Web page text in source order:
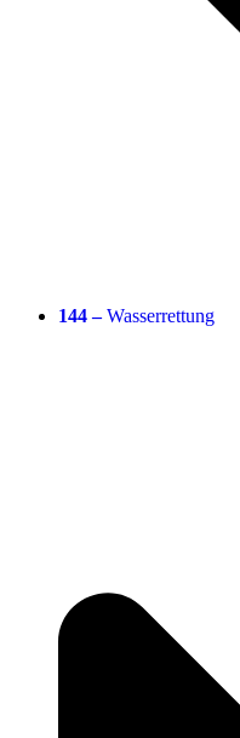
144 –Wasserrettung